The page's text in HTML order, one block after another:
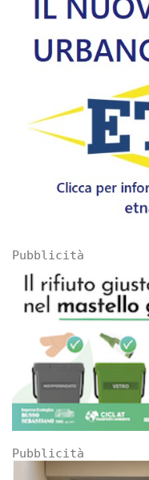
Pubblicità
Pubblicità